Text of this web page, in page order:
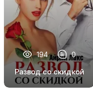
194 0
Развод со скидкой